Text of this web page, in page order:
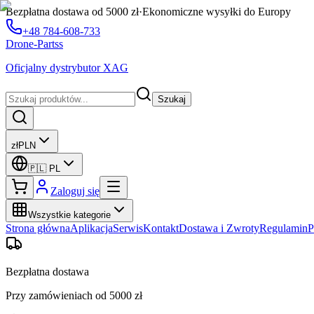
Bezpłatna dostawa od 5000 zł·Ekonomiczne wysyłki do Europy
+48 784-608-733
Drone-Partss
Oficjalny dystrybutor XAG
Szukaj
złPLN
🇵🇱 PL
Zaloguj się
Wszystkie kategorie
Strona głównaAplikacjaSerwisKontaktDostawa i ZwrotyRegulamin
Bezpłatna dostawa
Przy zamówieniach od 5000 zł